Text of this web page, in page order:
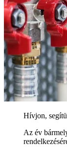
Hívjon,
Az év